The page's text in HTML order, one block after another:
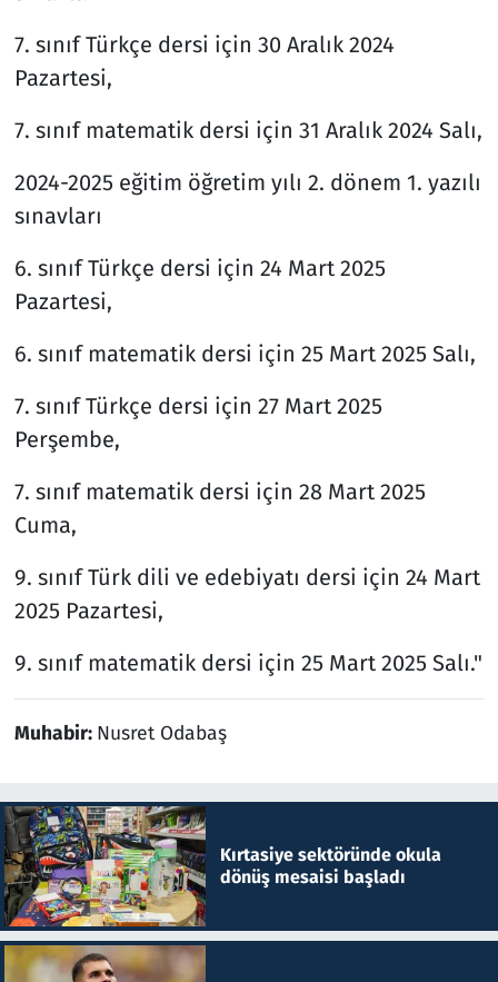
7. sınıf Türkçe dersi için 30 Aralık 2024
Pazartesi,
7. sınıf matematik dersi için 31 Aralık 2024 Salı,
2024-2025 eğitim öğretim yılı 2. dönem 1. yazılı
sınavları
6. sınıf Türkçe dersi için 24 Mart 2025
Pazartesi,
6. sınıf matematik dersi için 25 Mart 2025 Salı,
7. sınıf Türkçe dersi için 27 Mart 2025
Perşembe,
7. sınıf matematik dersi için 28 Mart 2025
Cuma,
9. sınıf Türk dili ve edebiyatı dersi için 24 Mart
2025 Pazartesi,
9. sınıf matematik dersi için 25 Mart 2025 Salı."
Muhabir: Nusret Odabaş
Kırtasiye sektöründe okula
dönüş mesaisi başladı